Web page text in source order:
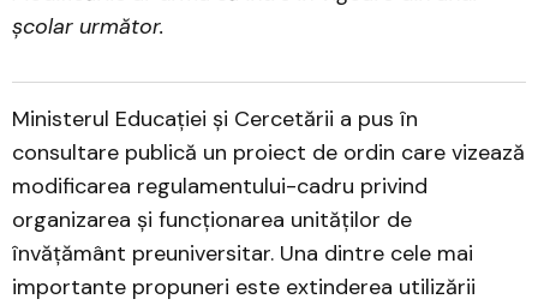
școlar următor.
Ministerul Educației și Cercetării a pus în
consultare publică un proiect de ordin care vizează
modificarea regulamentului-cadru privind
organizarea și funcționarea unităților de
învățământ preuniversitar. Una dintre cele mai
importante propuneri este extinderea utilizării